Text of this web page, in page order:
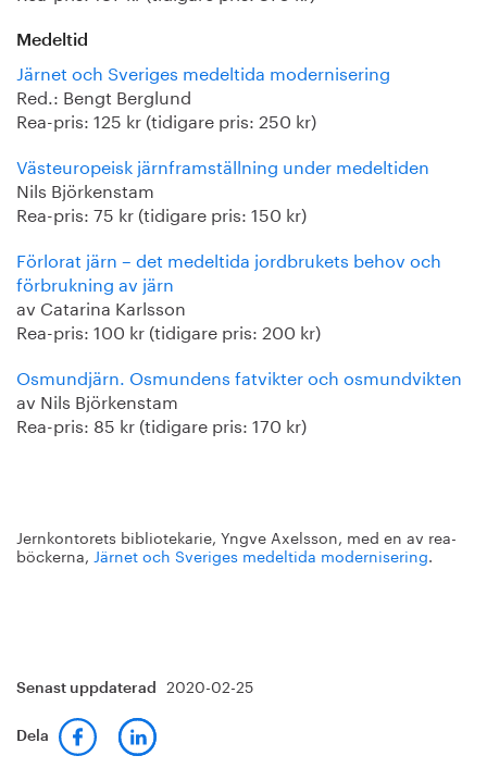
Medeltid
Järnet och Sveriges medeltida modernisering
Red.: Bengt Berglund
Rea-pris: 125 kr (tidigare pris: 250 kr)
Västeuropeisk järnframställning under medeltiden
Nils Björkenstam
Rea-pris: 75 kr (tidigare pris: 150 kr)
Förlorat järn – det medeltida jordbrukets behov och
förbrukning av järn
av Catarina Karlsson
Rea-pris: 100 kr (tidigare pris: 200 kr)
Osmundjärn. Osmundens fatvikter och osmundvikten
av Nils Björkenstam
Rea-pris: 85 kr (tidigare pris: 170 kr)
Jernkontorets bibliotekarie, Yngve Axelsson, med en av rea-
böckerna, Järnet och Sveriges medeltida modernisering.
Senast uppdaterad 2020-02-25
Dela